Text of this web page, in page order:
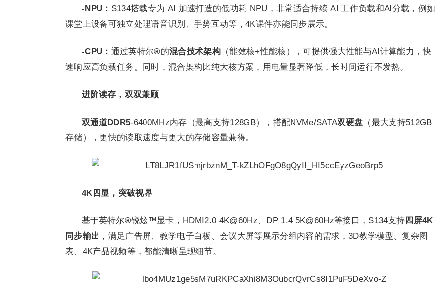
-NPU： S134搭载专为 AI 加速打造的低功耗 NPU，非常适合持续 AI 工作负载和AI分载，例如
课堂上设备可独立处理语音识别、手势互动等，4K课件亦能同步展示。
-CPU： 通过英特尔®的混合技术架构（能效核+性能核），可提供强大性能与AI计算能力，快
速响应高负载任务。同时，混合架构比纯大核方案，用电量显著降低，长时间运行不发热。
进阶读存，双双兼顾
双通道DDR5-6400MHz内存（最高支持128GB），搭配NVMe/SATA双硬盘 （最大支持512GB
存储），更快的读取速度与更大的存储容量兼得。
4K四显，突破视界
基于英特尔®锐炫™显卡，HDMI2.0 4K@60Hz、DP 1.4 5K@60Hz等接口，S134支持 四屏4K
同步输出 ，满足广告屏、教学电子白板、会议大屏等展示分组内容的需求，3D教学模型、复杂图
表、4K产品视频等，都能清晰呈现细节。